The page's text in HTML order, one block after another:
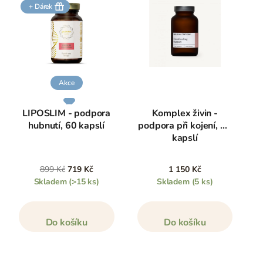
+ Dárek
Akce
LIPOSLIM - podpora
hubnutí, 60 kapslí
899 Kč 719 Kč
Skladem (>15 ks)
Do košíku
Komplex živin -
podpora při kojení, 90
kapslí
1 150 Kč
Skladem (5 ks)
Do košíku